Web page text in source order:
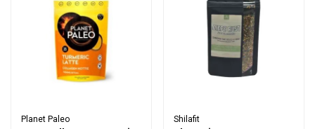
Planet Paleo Shilafit